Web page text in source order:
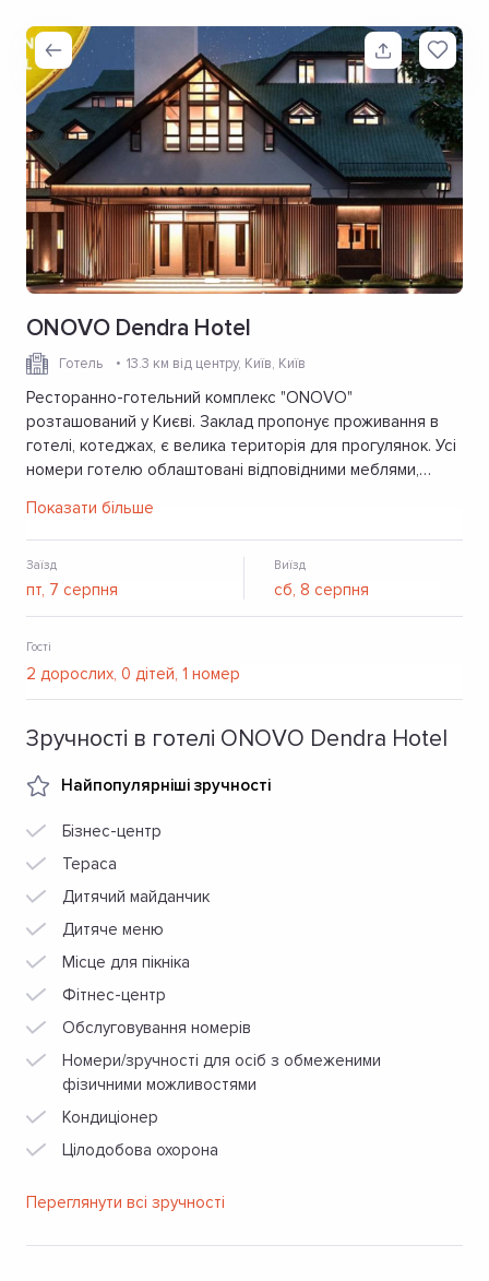
ONOVO Dendra Hotel
Готель 13.3 км від центру, Київ, Київ
Ресторанно-готельний комплекс "ONOVO"
розташований у Києві. Заклад пропонує проживання в
готелі, котеджах, є велика територія для прогулянок. Усі
номери готелю облаштовані відповідними меблями,
Готують сніданки, є ресторан, бар, тераса. Також на
території є фітнес-центр, конференц-центр.
Показати більше
Заїзд Виїзд
Гості
Зручності в готелі ONOVO Dendra Hotel
Найпопулярніші зручності
Бізнес-центр
Тераса
Дитячий майданчик
Дитяче меню
Місце для пікніка
Фітнес-центр
Обслуговування номерів
Номери/зручності для осіб з обмеженими
фізичними можливостями
Кондиціонер
Цілодобова охорона
Переглянути всі зручності